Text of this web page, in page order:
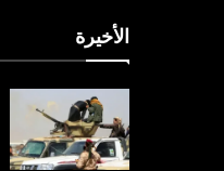
الأخيرة